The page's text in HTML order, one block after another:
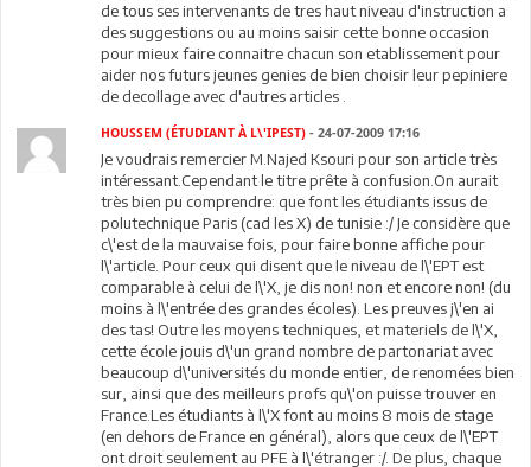
de tous ses intervenants de tres haut niveau d'instruction a
des suggestions ou au moins saisir cette bonne occasion
pour mieux faire connaitre chacun son etablissement pour
aider nos futurs jeunes genies de bien choisir leur pepiniere
de decollage avec d'autres articles .
HOUSSEM (ÉTUDIANT À L\'IPEST) - 24-07-2009 17:16
Je voudrais remercier M.Najed Ksouri pour son article très
intéressant.Cependant le titre prête à confusion.On aurait
très bien pu comprendre: que font les étudiants issus de
polutechnique Paris (cad les X) de tunisie :/ Je considère que
c\'est de la mauvaise fois, pour faire bonne affiche pour
l\'article. Pour ceux qui disent que le niveau de l\'EPT est
comparable à celui de l\'X, je dis non! non et encore non! (du
moins à l\'entrée des grandes écoles). Les preuves j\'en ai
des tas! Outre les moyens techniques, et materiels de l\'X,
cette école jouis d\'un grand nombre de partonariat avec
beaucoup d\'universités du monde entier, de renomées bien
sur, ainsi que des meilleurs profs qu\'on puisse trouver en
France.Les étudiants à l\'X font au moins 8 mois de stage
(en dehors de France en général), alors que ceux de l\'EPT
ont droit seulement au PFE à l\'étranger :/. De plus, chaque